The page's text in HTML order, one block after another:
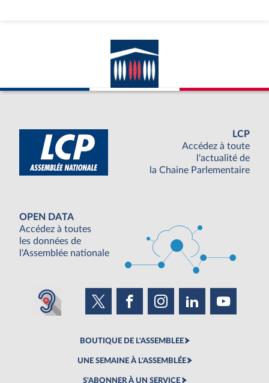
LCP
Accédez à toute
l'actualité de
la Chaine Parlementaire
OPEN DATA
Accédez à toutes
les données de
l'Assemblée nationale
BOUTIQUE DE L'ASSEMBLEE
UNE SEMAINE À L'ASSEMBLÉE
S'ABONNER À UN SERVICE